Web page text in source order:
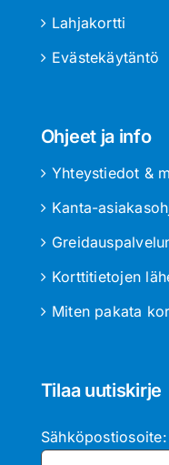
Lahjakortti
Evästekäytäntö
Ohjeet ja info
Yhteystiedot &
Kanta-
Korttitietojen
Miten pakata
Tilaa uutiskirje
Sähköpostiosoite: